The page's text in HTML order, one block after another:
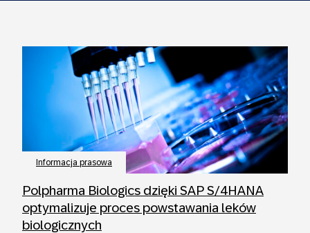
Informacja prasowa
Polpharma Biologics dzięki SAP S/4HANA
optymalizuje proces powstawania leków
biologicznych